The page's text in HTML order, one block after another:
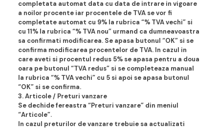
completata automat data cu data de intrare in vigoare
a noilor procente iar procentele de TVA se vor fi
completate automat cu 9% la rubrica “% TVA vechi” si
cu 11% la rubrica “% TVA nou” urmand ca dumneavoastra
sa confirmati modificarea. Se apasa butonul “OK” si se
confirma modificarea procentelor de TVA. In cazul in
care aveti si procentul redus 5% se apasa pentru a doua
oara pe butonul “TVA redus” si se completeaza manual
la rubrica “% TVA vechi” cu 5 si apoi se apasa butonul
“OK” si se confirma.
3. Articole / Preturi vanzare
Se dechide fereastra “Preturi vanzare” din meniul
“Articole”.
In cazul preturilor de vanzare trebuie sa actualizati